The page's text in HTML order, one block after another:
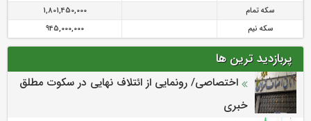
سکه تمام
1,801,450,000
سکه نیم
945,000,000
پربازدید ترین ها
اختصاصی/ رونمایی از ائتلاف‌ نهایی در سکوت مطلق
خبری